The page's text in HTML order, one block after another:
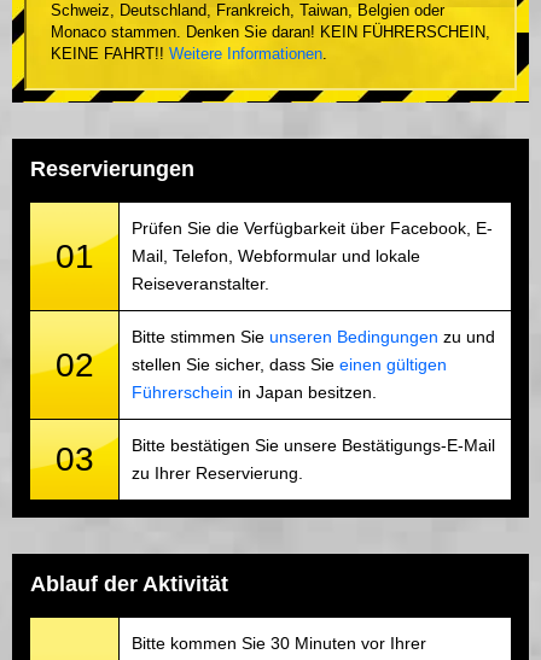
Schweiz, Deutschland, Frankreich, Taiwan, Belgien oder
Monaco stammen. Denken Sie daran! KEIN FÜHRERSCHEIN,
KEINE FAHRT!! Weitere Informationen.
Reservierungen
01
Prüfen Sie die Verfügbarkeit über Facebook, E-
Mail, Telefon, Webformular und lokale
Reiseveranstalter.
02
Bitte stimmen Sie unseren Bedingungen zu und
stellen Sie sicher, dass Sie einen gültigen
Führerschein in Japan besitzen.
03
Bitte bestätigen Sie unsere Bestätigungs-E-Mail
zu Ihrer Reservierung.
Ablauf der Aktivität
Bitte kommen Sie 30 Minuten vor Ihrer